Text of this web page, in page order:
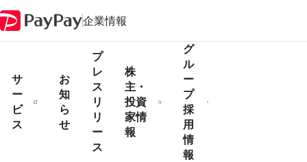
企業情報
サ
ー
ビ
ス
お
知
ら
せ
プ
レ
ス
リ
リ
ー
ス
株
主・
投資
家情
報
グ
ル
ー
プ
採
用
情
報